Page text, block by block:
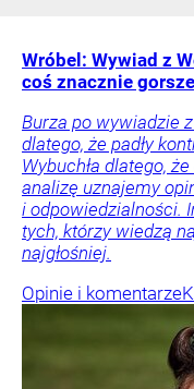
Wróbel: Wywiad z
coś znacznie
Burza po wywiadzie z
dlatego, że padły
Wybuchła dlatego,
analizę uznajemy
i odpowiedzialności.
tych, którzy wiedzą
najgłośniej.
Opinie i komentarze